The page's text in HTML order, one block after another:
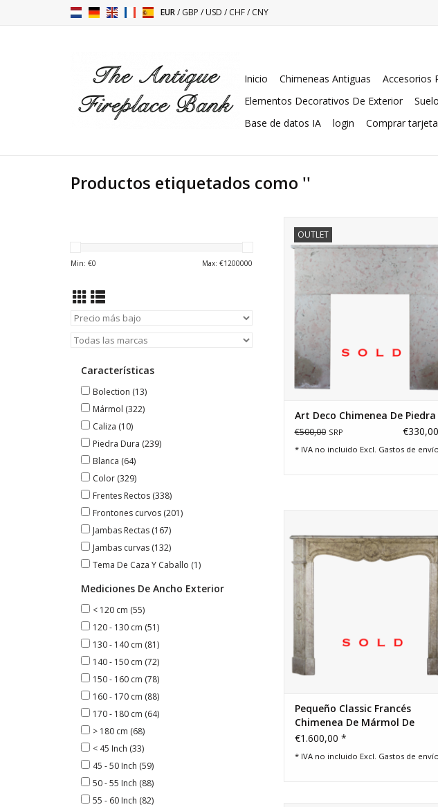
EUR/GBP /USD /CHF/CNY
Inicio Chimeneas Antiguas Accesorios
Elementos Decorativos De Exterior
Base de datos IA
login Comprar
Productos etiquetados como ''
Min: €0 Max: €1200000
Características
Bolection (13)
Mármol (322)
Caliza (10)
Piedra Dura (239)
Blanca (64)
Color (329)
Frentes Rectos (338)
Frontones curvos (201)
Jambas Rectas (167)
Jambas curvas (132)
Tema De Caza Y Caballo (1)
Mediciones De Ancho Exterior
< 120 cm (55)
120 - 130 cm (51)
130 - 140 cm (81)
140 - 150 cm (72)
150 - 160 cm (78)
160 - 170 cm (88)
170 - 180 cm (64)
> 180 cm (68)
< 45 Inch (33)
45 - 50 Inch (59)
50 - 55 Inch (88)
55 - 60 Inch (82)
OUTLETpiedra de mármol Borgoña
Comblanchien.
Art Deco Chimenea De Piedra
€500,00 SRP
* IVA no incluido Excl. Gastos de envío
Pequeño Francesa chimenea con el
de aspecto rústico.
Pequeño Classic Francés
Chimenea De Mármol De
Sonido Envolvente
€1.600,00 *
* IVA no incluido Excl. Gastos de envío